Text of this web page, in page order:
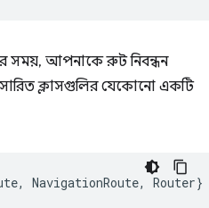
সময়, আপনাকে রুট নিবন্ধন
ক্লাসগুলির যেকোনো একটি
, NavigationRoute, Router}